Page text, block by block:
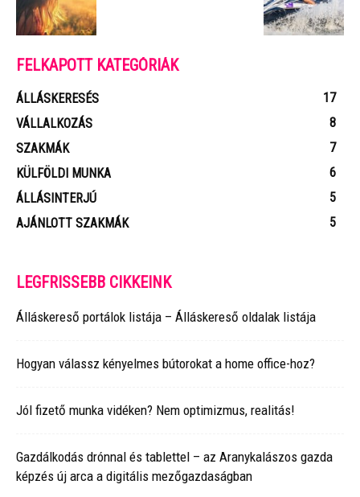
FELKAPOTT KATEGÓRIÁK
ÁLLÁSKERESÉS
17
VÁLLALKOZÁS
8
SZAKMÁK
7
KÜLFÖLDI MUNKA
6
ÁLLÁSINTERJÚ
5
AJÁNLOTT SZAKMÁK
5
LEGFRISSEBB CIKKEINK
Álláskereső portálok listája – Álláskereső oldalak listája
Hogyan válassz kényelmes bútorokat a home office-hoz?
Jól fizető munka vidéken? Nem optimizmus, realitás!
Gazdálkodás drónnal és tablettel – az Aranykalászos gazda
képzés új arca a digitális mezőgazdaságban